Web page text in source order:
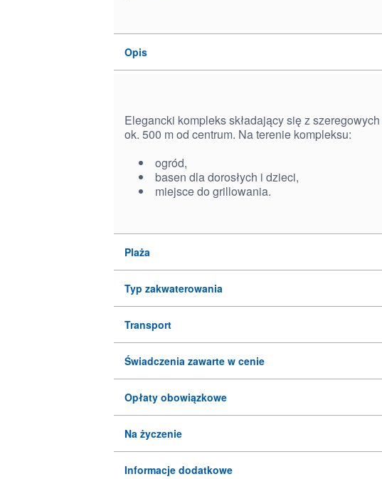
Opis
Elegancki kompleks składający się z
ok. 500 m od centrum. Na terenie kompleksu:
ogród,
basen dla dorosłych i dzieci,
miejsce do grillowania.
Plaża
Typ zakwaterowania
Transport
Świadczenia zawarte w cenie
Opłaty obowiązkowe
Na życzenie
Informacje dodatkowe